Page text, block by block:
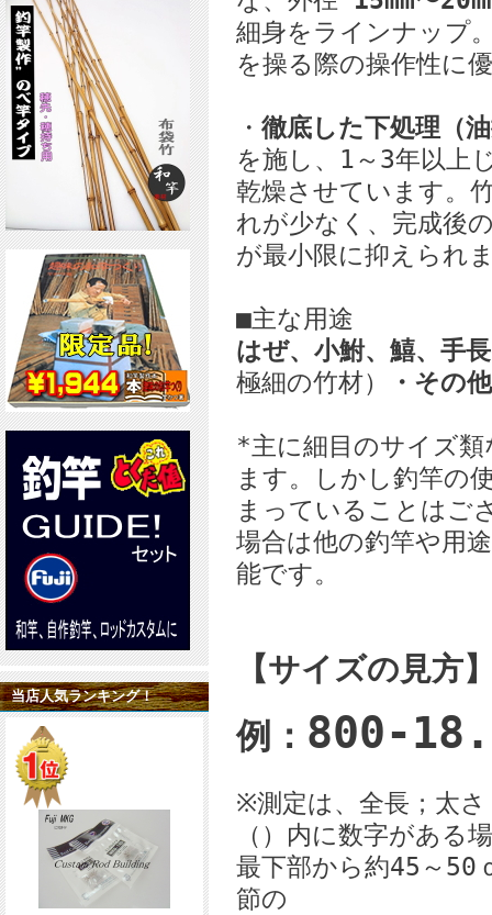
当店人気ランキング！
細身をラインナップ
を操る際の操作性に
・ 徹底した下処理（
を施し、1～3年以上
乾燥させています。
れが少なく、完成後
が最小限に抑えられ
■主な用途
はぜ、小鮒、鱚、手
極細の竹材）
・その他
*主に細目のサイズ
ます。しかし釣竿の
まっていることはご
場合は他の釣竿や用
能です。
【サイズの見方
例： 800-
※測定は、全長；太
（）内に数字がある
最下部から約45～50
節の